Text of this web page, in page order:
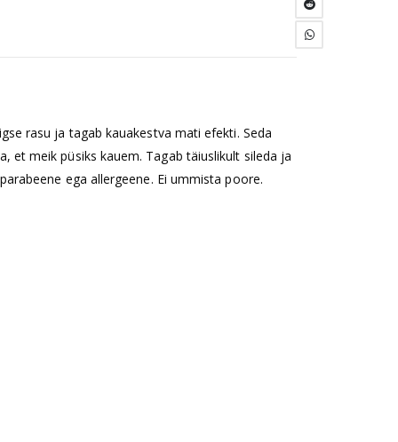
rasu ja tagab kauakestva mati efekti. Seda
et meik püsiks kauem. Tagab täiuslikult sileda ja
ega allergeene. Ei ummista poore.